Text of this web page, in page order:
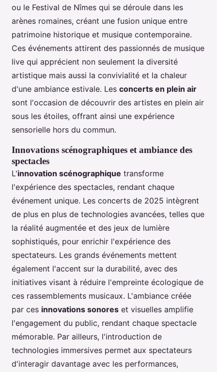
ou le Festival de Nîmes qui se déroule dans les
arènes romaines, créant une fusion unique entre
patrimoine historique et musique contemporaine.
Ces événements attirent des passionnés de musique
live qui apprécient non seulement la diversité
artistique mais aussi la convivialité et la chaleur
d'une ambiance estivale. Les concerts en plein air
sont l'occasion de découvrir des artistes en plein air
sous les étoiles, offrant ainsi une expérience
sensorielle hors du commun.
Innovations scénographiques et ambiance des
spectacles
L'innovation scénographique transforme
l'expérience des spectacles, rendant chaque
événement unique. Les concerts de 2025 intègrent
de plus en plus de technologies avancées, telles que
la réalité augmentée et des jeux de lumière
sophistiqués, pour enrichir l'expérience des
spectateurs. Les grands événements mettent
également l'accent sur la durabilité, avec des
initiatives visant à réduire l'empreinte écologique de
ces rassemblements musicaux. L'ambiance créée
par ces innovations sonores et visuelles amplifie
l'engagement du public, rendant chaque spectacle
mémorable. Par ailleurs, l'introduction de
technologies immersives permet aux spectateurs
d'interagir davantage avec les performances,